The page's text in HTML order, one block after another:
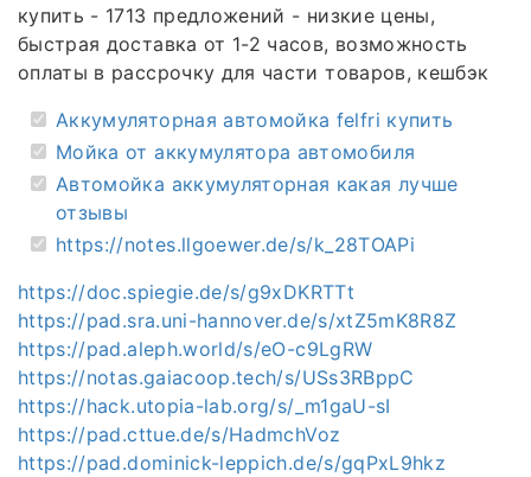
купить - 1713 предложений - низкие цены,
быстрая доставка от 1-2 часов, возможность
оплаты в рассрочку для части товаров, кешбэк
Аккумуляторная автомойка felfri купить
Мойка от аккумулятора автомобиля
Автомойка аккумуляторная какая лучше
отзывы
https://notes.llgoewer.de/s/k_28TOAPi
https://doc.spiegie.de/s/g9xDKRTTt
https://pad.sra.uni-hannover.de/s/xtZ5mK8R8Z
https://pad.aleph.world/s/eO-c9LgRW
https://notas.gaiacoop.tech/s/USs3RBppC
https://hack.utopia-lab.org/s/_m1gaU-sI
https://pad.cttue.de/s/HadmchVoz
https://pad.dominick-leppich.de/s/gqPxL9hkz